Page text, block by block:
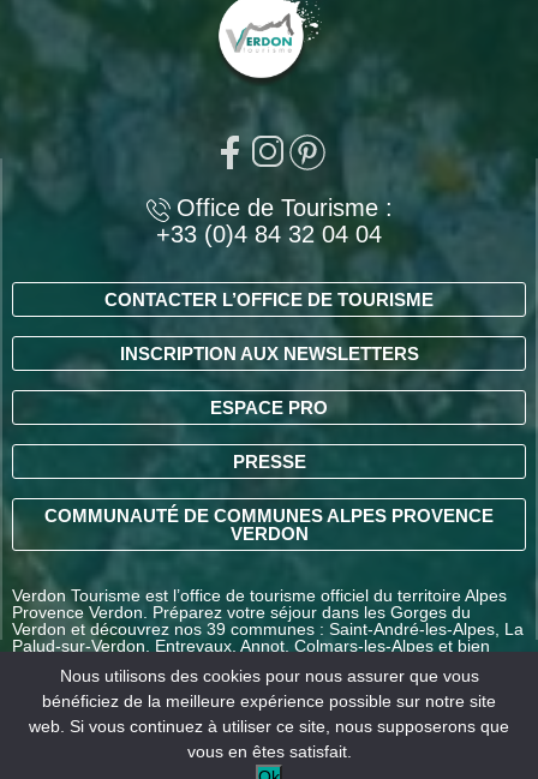
Office de Tourisme :
+33 (0)4 84 32 04 04
CONTACTER L’OFFICE DE TOURISME
INSCRIPTION AUX NEWSLETTERS
ESPACE PRO
PRESSE
COMMUNAUTÉ DE COMMUNES ALPES PROVENCE
VERDON
Verdon Tourisme est l’office de tourisme officiel du territoire Alpes
Provence Verdon. Préparez votre séjour dans les Gorges du
Verdon et découvrez nos 39 communes : Saint-André-les-Alpes, La
Palud-sur-Verdon, Entrevaux, Annot, Colmars-les-Alpes et bien
COMMENT VENIR ?
Nous utilisons des cookies pour nous assurer que vous
bénéficiez de la meilleure expérience possible sur notre site
web. Si vous continuez à utiliser ce site, nous supposerons que
vous en êtes satisfait.